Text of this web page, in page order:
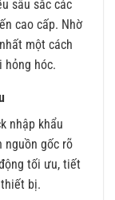
sâu sắc các
cao cấp. Nhờ
một cách
hỏng hóc.
nhập khẩu
nguồn gốc rõ
tối ưu, tiết
bị.